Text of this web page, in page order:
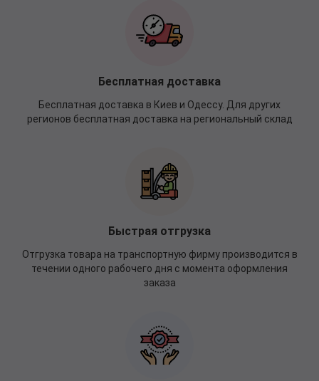
Бесплатная доставка
Бесплатная доставка в Киев и Одессу. Для других
регионов бесплатная доставка на региональный склад
Быстрая отгрузка
Отгрузка товара на транспортную фирму производится в
течении одного рабочего дня с момента оформления
заказа